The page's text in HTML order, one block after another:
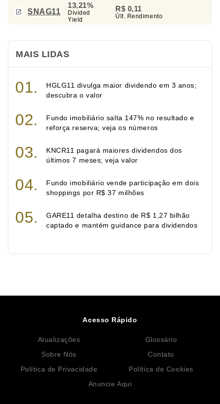
SNAG11
13,21%
Divided
Yield
R$ 0,11
Últ. Rendimento
MAIS LIDAS
HGLG11 divulga maior dividendo em 3 anos;
descubra o valor
Fundo imobiliário salta 147% no resultado e
reforça reserva; veja os números
KNCR11 pagará maiores dividendos dos
últimos 7 meses; veja valor
Fundo imobiliário vende participação em dois
shoppings por R$ 37 milhões
GARE11 detalha destino de R$ 1,27 bilhão
captado e mantém guidance para dividendos
Acesso Rápido
Atualizações
Glossário
Sobre Nós
Contato
Política de Privacidade
Política de Cookies
Anuncie Aqui